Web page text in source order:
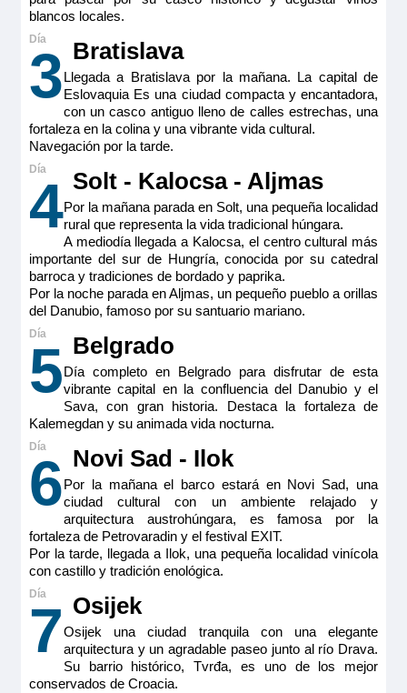
MS Viva Tiara
Double Cabin aft Ruby
3.450€
Reservar
Camarote doble estándar ubicada en puente intermedio
(cubierta Ruby) con balcón francés. Camarotes exteriores
perfectamente equipados con TV de pantalla plana, minibar
incluido, productos de belleza de RITUALS®, secador de
pelo, caja fuerte, aire acondicionado, ducha y WC.
Tamaño
15m2
Ocupación máxima
2
Premium
MS Viva Tiara
Double Cabin aft Ruby
3.450€
Reservar
Camarote doble estándar ubicada en puente intermedio
(cubierta Ruby) con balcón francés. Camarotes exteriores
incluido, productos de belleza de RITUALS®, secador de
pelo, caja fuerte, aire acondicionado, ducha y WC.
Tamaño
15m2
Ocupación máxima
2
Categoría
Premium
blancos locales.
3 Bratislava
Llegada a Bratislava por la mañana. La capital de
Eslovaquia Es una ciudad compacta y encantadora,
con un casco antiguo lleno de calles estrechas, una
fortaleza en la colina y una vibrante vida cultural.
Navegación por la tarde.
4 Solt - Kalocsa - Aljmas
Por la mañana parada en Solt, una pequeña localidad
rural que representa la vida tradicional húngara.
A mediodía llegada a Kalocsa, el centro cultural más
importante del sur de Hungría, conocida por su catedral
barroca y tradiciones de bordado y paprika.
Por la noche parada en Aljmas, un pequeño pueblo a orillas
del Danubio, famoso por su santuario mariano.
5 Belgrado
Día completo en Belgrado para disfrutar de esta
vibrante capital en la confluencia del Danubio y el
Sava, con gran historia. Destaca la fortaleza de
Kalemegdan y su animada vida nocturna.
6 Novi Sad - Ilok
Por la mañana el barco estará en Novi Sad, una
ciudad cultural con un ambiente relajado y
arquitectura austrohúngara, es famosa por la
fortaleza de Petrovaradin y el festival EXIT.
Por la tarde, llegada a Ilok, una pequeña localidad vinícola
con castillo y tradición enológica.
7 Osijek
Osijek una ciudad tranquila con una elegante
arquitectura y un agradable paseo junto al río Drava.
Su barrio histórico, Tvrđa, es uno de los mejor
conservados de Croacia.